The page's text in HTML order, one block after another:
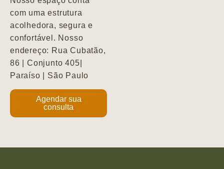
com uma estrutura
acolhedora, segura e
confortável. Nosso
endereço: Rua Cubatão,
86 | Conjunto 405|
Paraíso | São Paulo
Agendar sua
consulta